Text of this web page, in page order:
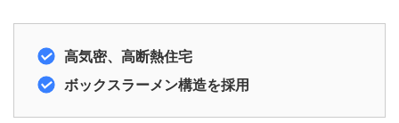
高気密、高断熱住宅
ボックスラーメン構造を採用